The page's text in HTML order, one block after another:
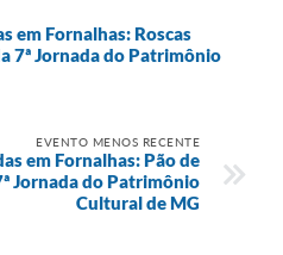
em Fornalhas: Roscas
7ª Jornada do Patrimônio
EVENTO MENOS RECENTE
em Fornalhas: Pão de
Jornada do Patrimônio
Cultural de MG